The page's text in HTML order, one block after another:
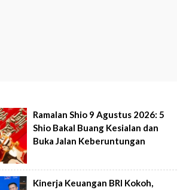
Ramalan Shio 9 Agustus 2026: 5
Shio Bakal Buang Kesialan dan
Buka Jalan Keberuntungan
Kinerja Keuangan BRI Kokoh,